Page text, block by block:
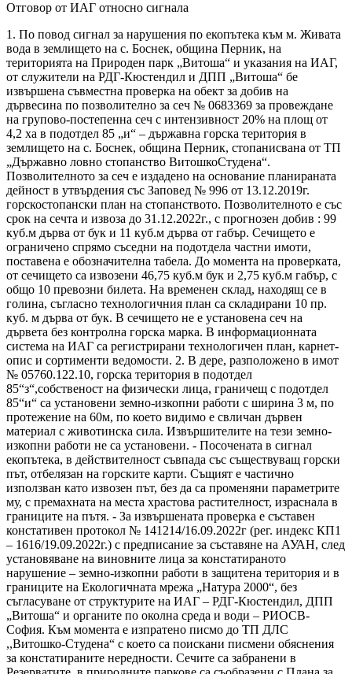
Отговор от ИАГ относно сигнала
1. По повод сигнал за нарушения по екопътека към м. Живата
вода в землището на с. Боснек, община Перник, на
територията на Природен парк „Витоша“ и указания на ИАГ,
от служители на РДГ-Кюстендил и ДПП „Витоша“ бе
извършена съвместна проверка на обект за добив на
дървесина по позволително за сеч № 0683369 за провеждане
на групово-постепенна сеч с интензивност 20% на площ от
4,2 ха в подотдел 85 „и“ – държавна горска територия в
землището на с. Боснек, община Перник, стопанисвана от ТП
„Държавно ловно стопанство ВитошкоСтудена“.
Позволителното за сеч е издадено на основание планираната
дейност в утвърдения със Заповед № 996 от 13.12.2019г.
горскостопански план на стопанството. Позволителното е със
срок на сечта и извоза до 31.12.2022г., с прогнозен добив : 99
куб.м дърва от бук и 11 куб.м дърва от габър. Сечището е
ограничено спрямо съседни на подотдела частни имоти,
поставена е обозначителна табела. До момента на проверката,
от сечището са извозени 46,75 куб.м бук и 2,75 куб.м габър, с
общо 10 превозни билета. На временен склад, находящ се в
голина, съгласно технологичния план са складирани 10 пр.
куб. м дърва от бук. В сечището не е установена сеч на
дървета без контролна горска марка. В информационната
система на ИАГ са регистрирани технологичен план, карнет-
опис и сортименти ведомости. 2. В дере, разположено в имот
№ 05760.122.10, горска територия в подотдел
85“з“,собственост на физически лица, граничещ с подотдел
85“и“ са установени земно-изкопни работи с ширина 3 м, по
протежение на 60м, по което видимо е свличан дървен
материал с животинска сила. Извършителите на тези земно-
изкопни работи не са установени. - Посочената в сигнал
екопътека, в действителност съвпада със съществуващ горски
път, отбелязан на горските карти. Същият е частично
използван като извозен път, без да са променяни параметрите
му, с премахната на места храстова растителност, израснала в
границите на пътя. - За извършената проверка е съставен
констативен протокол № 141214/16.09.2022г (рег. индекс КП1
– 1616/19.09.2022г.) с предписание за съставяне на АУАН, след
установяване на виновните лица за констатираното
нарушение – земно-изкопни работи в защитена територия и в
границите на Екологичната мрежа „Натура 2000“, без
съгласуване от структурите на ИАГ – РДГ-Кюстендил, ДПП
„Витоша“ и органите по околна среда и води – РИОСВ-
София. Към момента е изпратено писмо до ТП ДЛС
,,Витошко-Студена“ с което са поискани писмени обяснения
за констатираните нередности. Сечите са забранени в